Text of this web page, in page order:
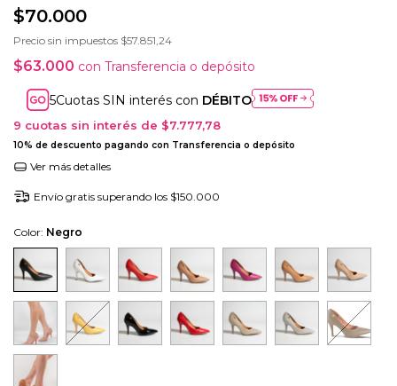
$70.000
Precio sin impuestos $57.851,24
$63.000 con Transferencia o depósito
Cuotas SIN interés con DÉBITO
9 cuotas sin interés de $7.777,78
10% de descuento pagando con Transferencia o depósito
Ver más detalles
Envío gratis superando los $150.000
Color: Negro